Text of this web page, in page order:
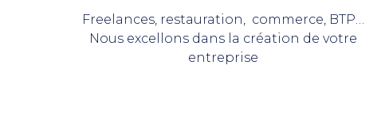
Freelances, restauration, commerce, BTP…
Nous excellons dans la création de votre
entreprise